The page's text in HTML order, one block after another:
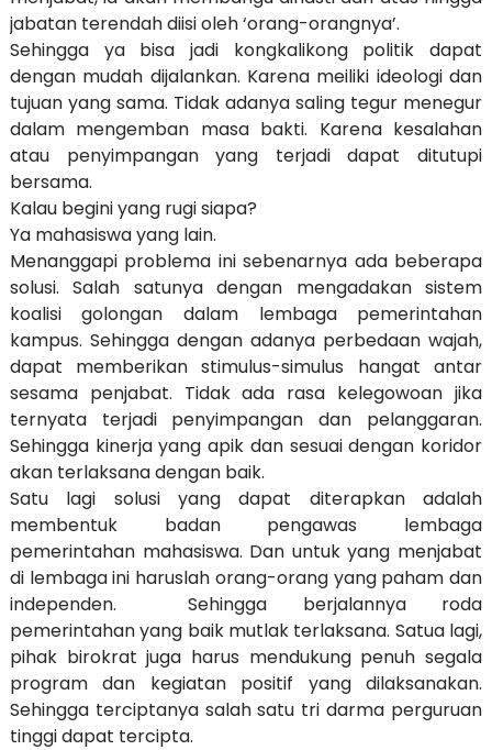
jabatan terendah diisi oleh ‘orang-orangnya’.
Sehingga ya bisa jadi kongkalikong politik dapat
dengan mudah dijalankan. Karena meiliki ideologi dan
tujuan yang sama. Tidak adanya saling tegur menegur
dalam mengemban masa bakti. Karena kesalahan
atau penyimpangan yang terjadi dapat ditutupi
bersama.
Kalau begini yang rugi siapa?
Ya mahasiswa yang lain.
Menanggapi problema ini sebenarnya ada beberapa
solusi. Salah satunya dengan mengadakan sistem
koalisi golongan dalam lembaga pemerintahan
kampus. Sehingga dengan adanya perbedaan wajah,
dapat memberikan stimulus-simulus hangat antar
sesama penjabat. Tidak ada rasa kelegowoan jika
ternyata terjadi penyimpangan dan pelanggaran.
Sehingga kinerja yang apik dan sesuai dengan koridor
akan terlaksana dengan baik.
Satu lagi solusi yang dapat diterapkan adalah
membentuk badan pengawas lembaga
pemerintahan mahasiswa. Dan untuk yang menjabat
di lembaga ini haruslah orang-orang yang paham dan
independen. Sehingga berjalannya roda
pemerintahan yang baik mutlak terlaksana. Satua lagi,
pihak birokrat juga harus mendukung penuh segala
program dan kegiatan positif yang dilaksanakan.
Sehingga terciptanya salah satu tri darma perguruan
tinggi dapat tercipta.